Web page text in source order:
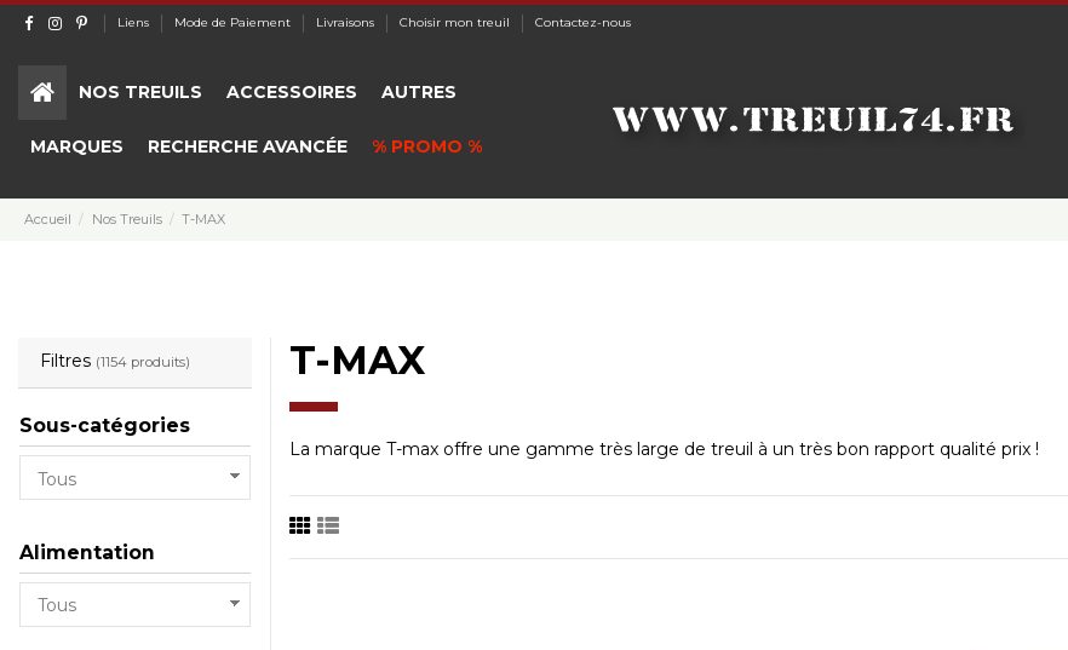
Liens Mode de Paiement Livraisons Choisir mon treuil Contactez-nous
NOS TREUILS ACCESSOIRES AUTRES
MARQUES RECHERCHE AVANCÉE % PROMO %
Accueil Nos Treuils T-MAX
T-MAX
La marque T-max offre une gamme très large de treuil à un très bon rapport qualité prix !
Filtres (1154 produits)
Sous-catégories
Alimentation